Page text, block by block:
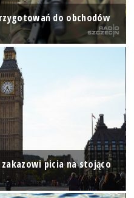
do obchodów
zakazowi picia na stojąco